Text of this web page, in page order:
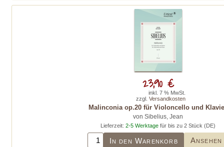
Malinconia op.20 für Violoncello und
von Sibelius, Jean
Lieferzeit: 2-5 Werktagefür bis zu 2 Stück (DE)
In den Warenkorb Ansehen
23,90 €
inkl. 7 % MwSt.
zzgl. Versandkosten